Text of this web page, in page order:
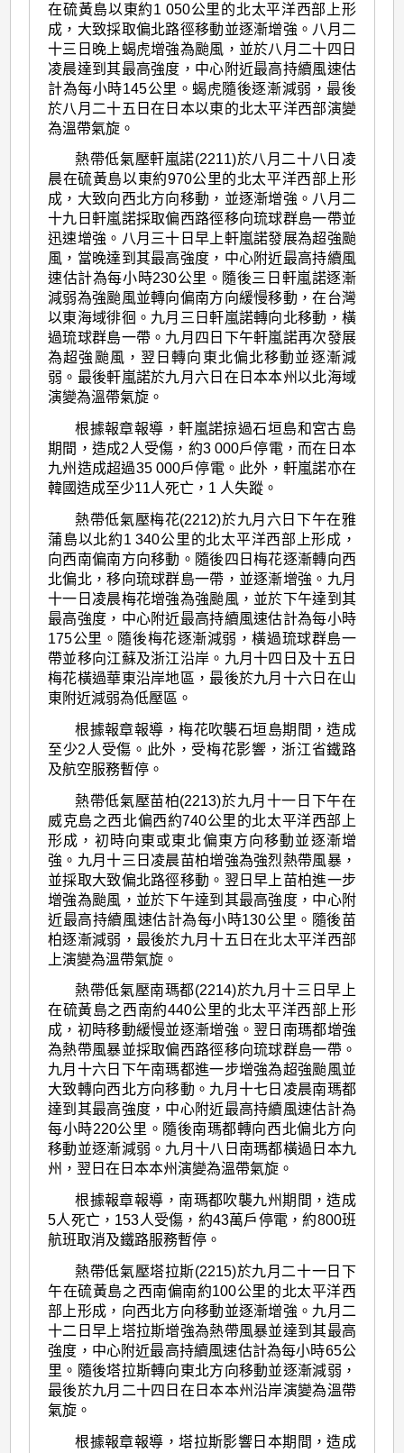
在硫黃島以東約1 050公里的北太平洋西部上形
成，大致採取偏北路徑移動並逐漸增強。八月二
十三日晚上蝎虎增強為颱風，並於八月二十四日
凌晨達到其最高強度，中心附近最高持續風速估
計為每小時145公里。蝎虎隨後逐漸減弱，最後
於八月二十五日在日本以東的北太平洋西部演變
為溫帶氣旋。
熱帶低氣壓軒嵐諾(2211)於八月二十八日凌
晨在硫黃島以東約970公里的北太平洋西部上形
成，大致向西北方向移動，並逐漸增強。八月二
十九日軒嵐諾採取偏西路徑移向琉球群島一帶並
迅速增強。八月三十日早上軒嵐諾發展為超強颱
風，當晚達到其最高強度，中心附近最高持續風
速估計為每小時230公里。隨後三日軒嵐諾逐漸
減弱為強颱風並轉向偏南方向緩慢移動，在台灣
以東海域徘徊。九月三日軒嵐諾轉向北移動，橫
過琉球群島一帶。九月四日下午軒嵐諾再次發展
為超強颱風，翌日轉向東北偏北移動並逐漸減
弱。最後軒嵐諾於九月六日在日本本州以北海域
演變為溫帶氣旋。
根據報章報導，軒嵐諾掠過石垣島和宮古島
期間，造成2人受傷，約3 000戶停電，而在日本
九州造成超過35 000戶停電。此外，軒嵐諾亦在
韓國造成至少11人死亡，1 人失蹤。
熱帶低氣壓梅花(2212)於九月六日下午在雅
蒲島以北約1 340公里的北太平洋西部上形成，
向西南偏南方向移動。隨後四日梅花逐漸轉向西
北偏北，移向琉球群島一帶，並逐漸增強。九月
十一日凌晨梅花增強為強颱風，並於下午達到其
最高強度，中心附近最高持續風速估計為每小時
175公里。隨後梅花逐漸減弱，橫過琉球群島一
帶並移向江蘇及浙江沿岸。九月十四日及十五日
梅花橫過華東沿岸地區，最後於九月十六日在山
東附近減弱為低壓區。
根據報章報導，梅花吹襲石垣島期間，造成
至少2人受傷。此外，受梅花影響，浙江省鐵路
及航空服務暫停。
熱帶低氣壓苗柏(2213)於九月十一日下午在
威克島之西北偏西約740公里的北太平洋西部上
形成，初時向東或東北偏東方向移動並逐漸增
強。九月十三日凌晨苗柏增強為強烈熱帶風暴，
並採取大致偏北路徑移動。翌日早上苗柏進一步
增強為颱風，並於下午達到其最高強度，中心附
近最高持續風速估計為每小時130公里。隨後苗
柏逐漸減弱，最後於九月十五日在北太平洋西部
上演變為溫帶氣旋。
熱帶低氣壓南瑪都(2214)於九月十三日早上
在硫黃島之西南約440公里的北太平洋西部上形
成，初時移動緩慢並逐漸增強。翌日南瑪都增強
為熱帶風暴並採取偏西路徑移向琉球群島一帶。
九月十六日下午南瑪都進一步增強為超強颱風並
大致轉向西北方向移動。九月十七日凌晨南瑪都
達到其最高強度，中心附近最高持續風速估計為
每小時220公里。隨後南瑪都轉向西北偏北方向
移動並逐漸減弱。九月十八日南瑪都橫過日本九
州，翌日在日本本州演變為溫帶氣旋。
根據報章報導，南瑪都吹襲九州期間，造成
5人死亡，153人受傷，約43萬戶停電，約800班
航班取消及鐵路服務暫停。
熱帶低氣壓塔拉斯(2215)於九月二十一日下
午在硫黃島之西南偏南約100公里的北太平洋西
部上形成，向西北方向移動並逐漸增強。九月二
十二日早上塔拉斯增強為熱帶風暴並達到其最高
強度，中心附近最高持續風速估計為每小時65公
里。隨後塔拉斯轉向東北方向移動並逐漸減弱，
最後於九月二十四日在日本本州沿岸演變為溫帶
氣旋。
根據報章報導，塔拉斯影響日本期間，造成